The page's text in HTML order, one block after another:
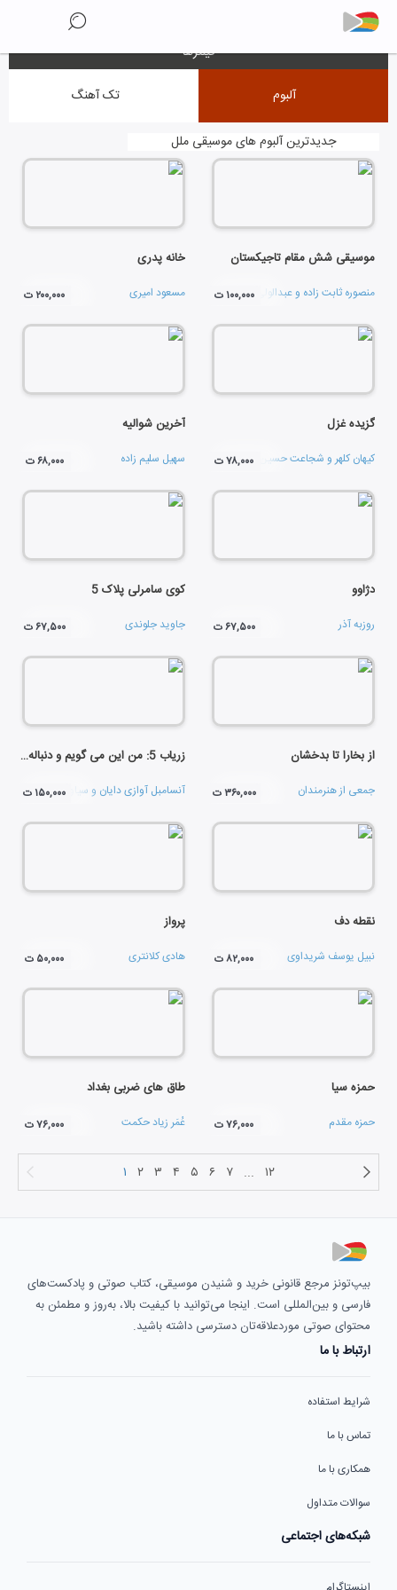
فیلترها
تک آهنگ آلبوم
جدیدترین آلبوم های موسیقی ملل
موسیقی شش مقام تاجیکستان
منصوره ثابت زاده و عبدالولی عبدالرشید
۱۰۰,۰۰۰ ت
خانه پدری
مسعود امیری ۲۰۰,۰۰۰ ت
گزیده غزل
کیهان کلهر و شجاعت حسین خان۷۸,۰۰۰ ت
آخرین شوالیه
سهیل سلیم زاده ۶۸,۰۰۰ ت
دژاوو
روزبه آذر ۶۷,۵۰۰ ت
کوی سامرلی پلاک 5
جاوید جلوندی ۶۷,۵۰۰ ت
از بخارا تا بدخشان
جمعی از هنرمندان ۳۶۰,۰۰۰ ت
زریاب 5: من این می گویم و دنباله دارد شب
آنسامبل آوازی دایان و سیاوش لطفی
۱۵۰,۰۰۰ ت
نقطه دف
نبیل یوسف شریداوی ۸۲,۰۰۰ ت
پرواز
هادی کلانتری ۵۰,۰۰۰ ت
حمزه سیا
حمزه مقدم ۷۶,۰۰۰ ت
طاق های ضربی بغداد
عُمَر زیاد حکمت ۷۶,۰۰۰ ت
۱ ۲ ۳ ۴ ۵ ۶ ۷ ... ۱۲
بیپ‌تونز مرجع قانونی خرید و شنیدن موسیقی، کتاب صوتی و پادکست‌های
فارسی و بین‌المللی است. اینجا می‌توانید با کیفیت بالا، به‌روز و مطمئن به
محتوای صوتی موردعلاقه‌تان دسترسی داشته باشید.
ارتباط با ما
شرایط استفاده
تماس با ما
همکاری با ما
سوالات متداول
شبکه‌های اجتماعی